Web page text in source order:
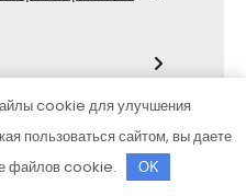
cookie для улучшения
пользоваться сайтом, вы даете
файлов cookie.
OK